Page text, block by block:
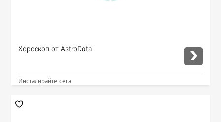
Хороскоп от AstroData
Инсталирайте сега